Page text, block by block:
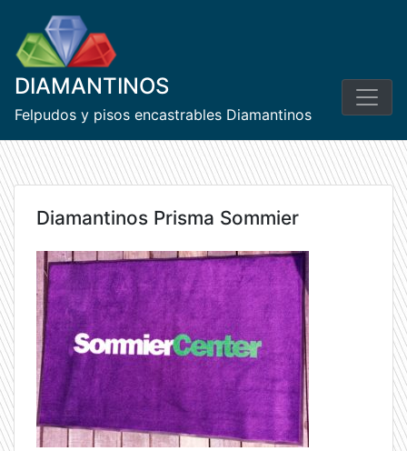
content
DIAMANTINOS
Felpudos y pisos encastrables Diamantinos
Diamantinos Prisma Sommier